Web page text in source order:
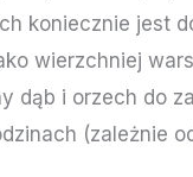
koniecznie jest
wierzchniej
dąb i orzech do
(zależnie